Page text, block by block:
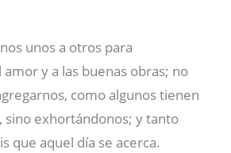
unos a otros para
y a las buenas obras; no
como algunos tienen
sino exhortándonos; y tanto
que aquel día se acerca.